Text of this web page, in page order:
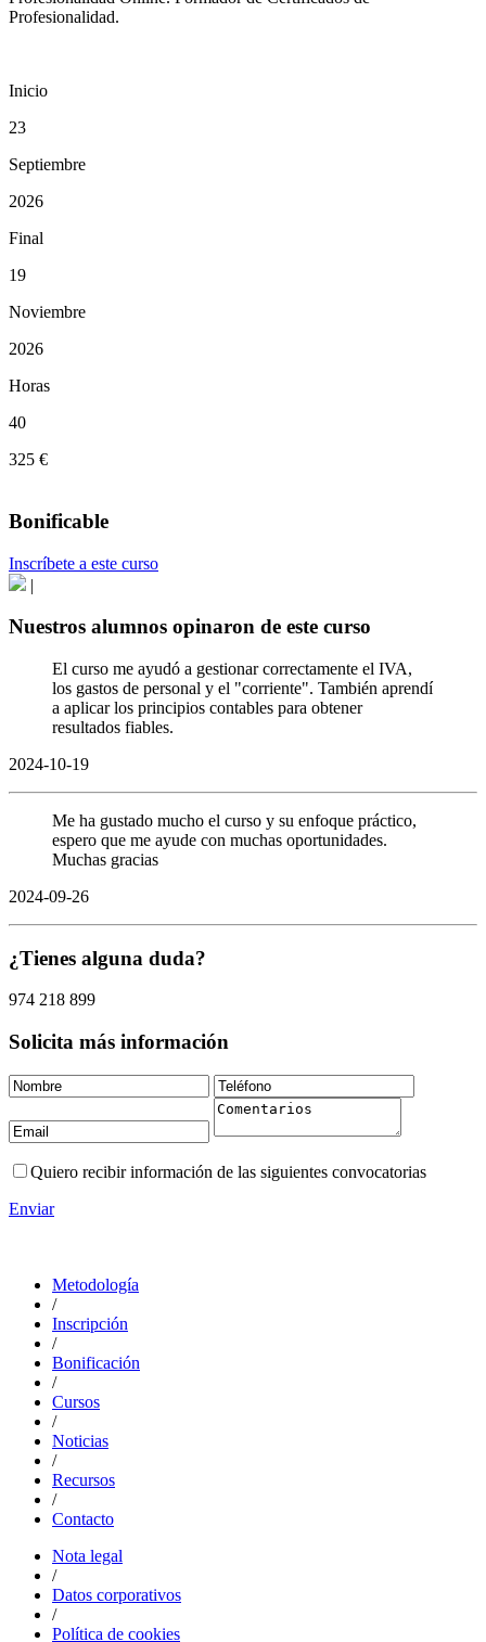
Profesionalidad.
Inicio
23
Septiembre
2026
Final
19
Noviembre
2026
Horas
40
325 €
Bonificable
Inscríbete a este curso
|
Nuestros alumnos opinaron de este curso
El curso me ayudó a gestionar correctamente el IVA,
los gastos de personal y el "corriente". También aprendí
a aplicar los principios contables para obtener
resultados fiables.
2024-10-19
Me ha gustado mucho el curso y su enfoque práctico,
espero que me ayude con muchas oportunidades.
Muchas gracias
2024-09-26
¿Tienes alguna duda?
974 218 899
Solicita más información
Quiero recibir información de las siguientes convocatorias
Enviar
Metodología
/
Inscripción
/
Bonificación
/
Cursos
/
Noticias
/
Recursos
/
Contacto
Nota legal
/
Datos corporativos
/
Política de cookies